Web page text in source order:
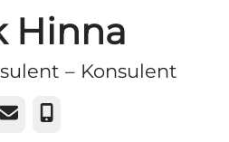
Hinna
– Konsulent
E-postTelefonnummer